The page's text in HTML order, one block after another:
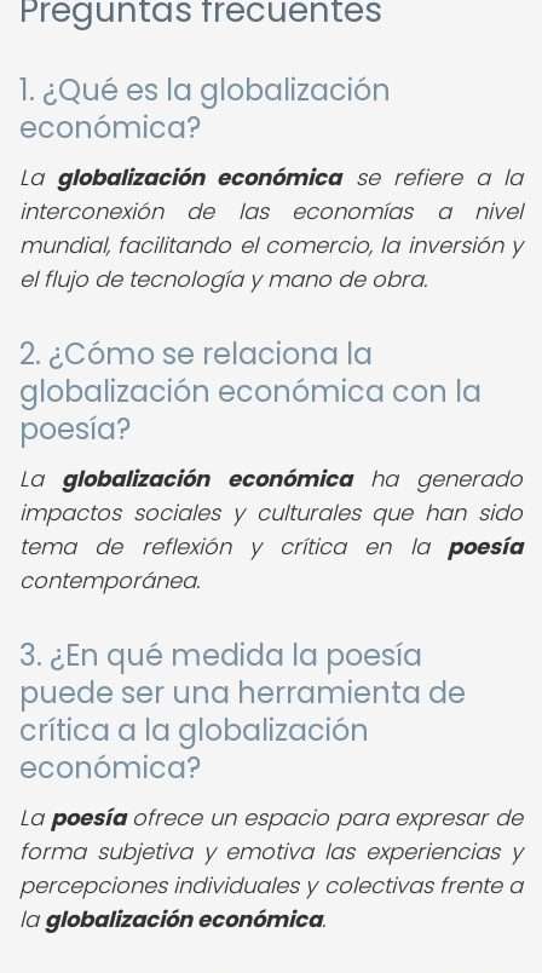
Preguntas frecuentes
1. ¿Qué es la globalización
económica?
La globalización económicase refiere a la
interconexión de las economías a nivel
mundial, facilitando el comercio, la inversión y
el flujo de tecnología y mano de obra.
2. ¿Cómo se relaciona la
globalización económica con la
poesía?
La globalización económicaha generado
impactos sociales y culturales que han sido
tema de reflexión y crítica en la poesía
contemporánea.
3. ¿En qué medida la poesía
puede ser una herramienta de
crítica a la globalización
económica?
La poesíaofrece un espacio para expresar de
forma subjetiva y emotiva las experiencias y
percepciones individuales y colectivas frente a
la globalización económica.